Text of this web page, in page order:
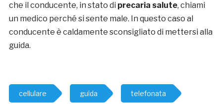
che il conducente, in stato di precaria salute, chiami
un medico perché si sente male. In questo caso al
conducente è caldamente sconsigliato di mettersi alla
guida.
cellulare guida telefonata